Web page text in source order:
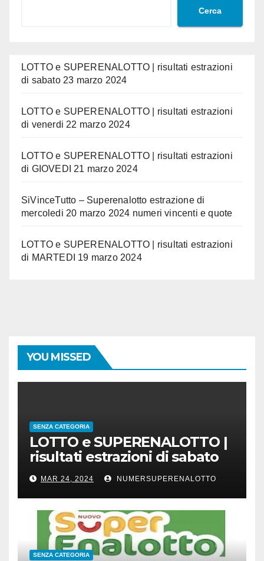
Cerca
LOTTO e SUPERENALOTTO | risultati estrazioni
di sabato 23 marzo 2024
LOTTO e SUPERENALOTTO | risultati estrazioni
di venerdi 22 marzo 2024
LOTTO e SUPERENALOTTO | risultati estrazioni
di GIOVEDI 21 marzo 2024
SiVinceTutto – Superenalotto estrazione di
mercoledi 20 marzo 2024 numeri vincenti e quote
LOTTO e SUPERENALOTTO | risultati estrazioni
di MARTEDI 19 marzo 2024
YOU MISSED
SENZA CATEGORIA
LOTTO e SUPERENALOTTO |
risultati estrazioni di sabato
23 marzo 2024
MAR 24, 2024 NUMERSUPERENALOTTO
SENZA CATEGORIA